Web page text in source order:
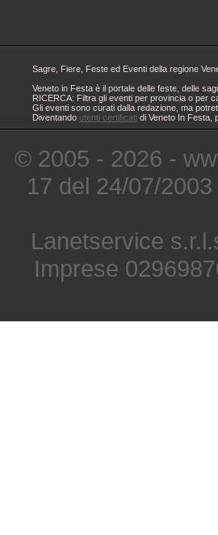
Sagre, Fiere, Feste ed Eventi della regione
Veneto in Festa è il portale delle feste, delle
RICERCA: Filtra gli eventi per provincia o per
Gli eventi sono curati dalla redazione, ma
Diventando utenti certificati di Veneto In Festa,
© 2005 - 2026 -
17 del 24/07/
Lanetservice
Imprese